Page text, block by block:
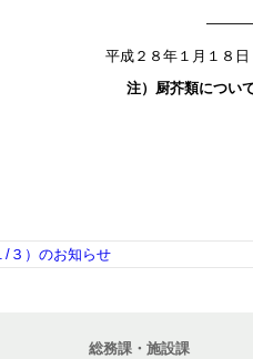
平成２８年１月１８
注）厨芥類につい
/３）のお知らせ
総務課・施設課